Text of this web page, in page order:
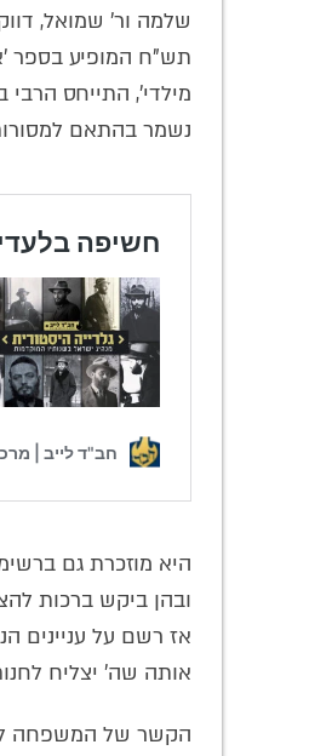
שלמה ור' שמואל,
תש"ח המופיע בספר
מילדי', התייחס
נשמר בהתאם
היא מוזכרת גם
ובהן ביקש ברכות
אז רשם על עניינים
אותה שה' יצליח
הקשר של המשפחה